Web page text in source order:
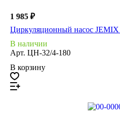
1 985 ₽
Циркуляционный насос
В наличии
Арт. ЦН-32/4-180
В корзину